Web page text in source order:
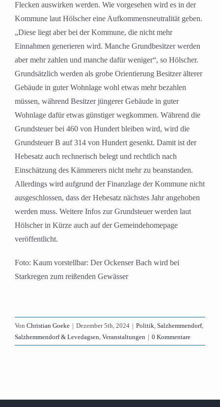
Flecken auswirken werden. Wie vorgesehen wird es in der
Kommune laut Hölscher eine Aufkommensneutralität geben.
„Diese liegt aber bei der Kommune, die nicht mehr
Einnahmen generieren wird. Manche Grundbesitzer werden
aber mehr zahlen und manche dafür weniger“, so Hölscher.
Grundsätzlich werden als grobe Orientierung Besitzer älterer
Gebäude in guter Wohnlage wohl etwas mehr bezahlen
müssen, während Besitzer jüngerer Gebäude in guter
Wohnlage dafür etwas günstiger wegkommen. Während die
Grundsteuer bei 460 von Hundert bleiben wird, wird die
Grundsteuer B auf 314 von Hundert gesenkt. Damit ist der
Hebesatz auch rechnerisch belegt und rechtlich nach
Einschätzung des Kämmerers nicht mehr zu beanstanden.
Allerdings wird aufgrund der Finanzlage der Kommune nicht
ausgeschlossen, dass der Hebesatz nächstes Jahr angehoben
werden muss. Weitere Infos zur Grundsteuer werden laut
Hölscher in Kürze auch auf der Gemeindehomepage
veröffentlicht.
Foto: Kaum vorstellbar: Der Ockenser Bach wird bei
Starkregen zum reißenden Gewässer
Von Christian Goeke | Dezember 5th, 2024 | Politik, Salzhemmendorf,
Salzhemmendorf & Levedagsen, Veranstaltungen | 0 Kommentare